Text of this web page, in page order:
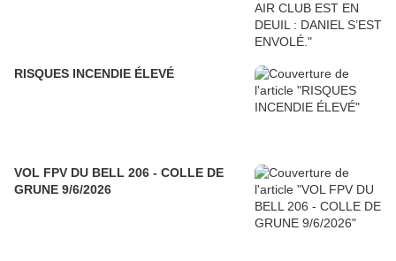
RISQUES INCENDIE ÉLEVÉ
VOL FPV DU BELL 206 - COLLE DE
GRUNE 9/6/2026